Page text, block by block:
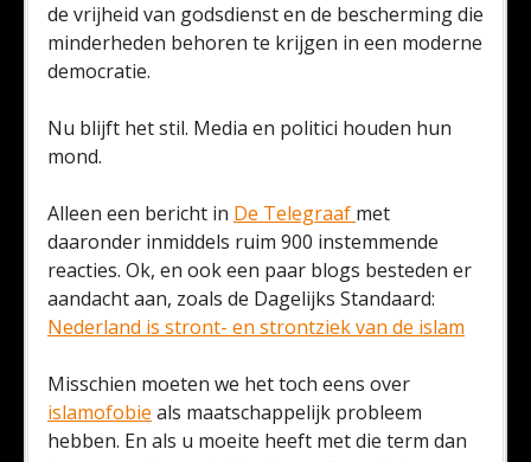
de vrijheid van godsdienst en de bescherming die
minderheden behoren te krijgen in een moderne
democratie.
Nu blijft het stil. Media en politici houden hun
mond.
Alleen een bericht in De Telegraaf met
daaronder inmiddels ruim 900 instemmende
reacties. Ok, en ook een paar blogs besteden er
aandacht aan, zoals de Dagelijks Standaard:
Nederland is stront- en strontziek van de islam
Misschien moeten we het toch eens over
islamofobie als maatschappelijk probleem
hebben. En als u moeite heeft met die term dan